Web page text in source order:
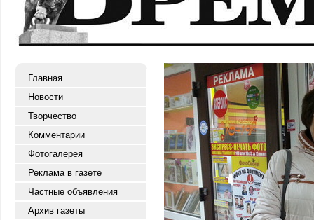
Главная
Новости
Творчество
Комментарии
Фотогалерея
Реклама в газете
Частные объявления
Архив газеты